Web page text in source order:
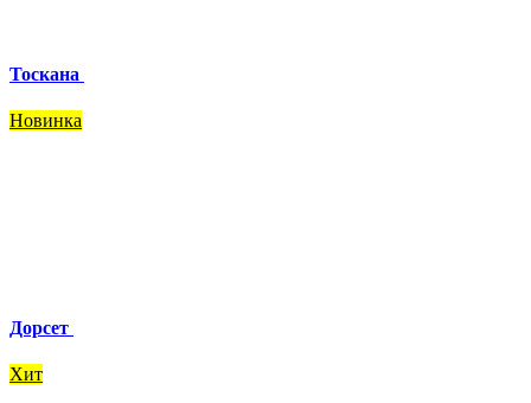
Тоскана
Новинка
Дорсет
Хит